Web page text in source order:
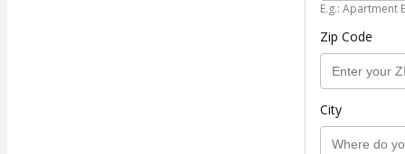
E.g.: Apartment
Zip Code
City